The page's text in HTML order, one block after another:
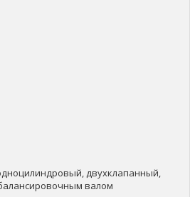
двухклапанный,
валом